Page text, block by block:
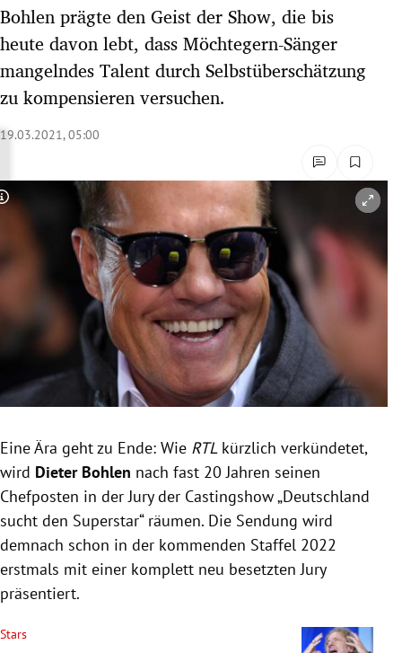
Untermenü
Untermenü
Untermenü
Untermenü
Untermenü
Untermenü
Untermenü
Bohlen prägte den Geist der Show, die bis
heute davon lebt, dass Möchtegern-Sänger
mangelndes Talent durch Selbstüberschätzung
zu kompensieren versuchen.
19.03.2021, 05:00
Copyright-Hinweis öffnen/schließen
Eine Ära geht zu Ende: Wie RTLkürzlich verkündetet,
wird Dieter Bohlen nach fast 20 Jahren seinen
Chefposten in der Jury der Castingshow „Deutschland
sucht den Superstar“ räumen. Die Sendung wird
demnach schon in der kommenden Staffel 2022
erstmals mit einer komplett neu besetzten Jury
präsentiert.
Stars